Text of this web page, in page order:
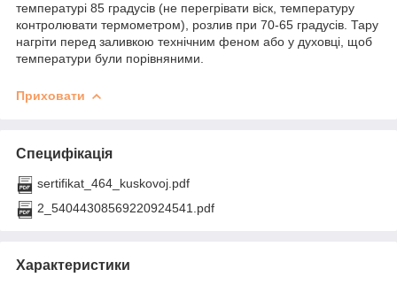
температурі 85 градусів (не перегрівати віск, температуру
контролювати термометром), розлив при 70-65 градусів. Тару
нагріти перед заливкою технічним феном або у духовці, щоб
температури були порівняними.
Приховати
Специфікація
sertifikat_464_kuskovoj.pdf
2_54044308569220924541.pdf
Характеристики